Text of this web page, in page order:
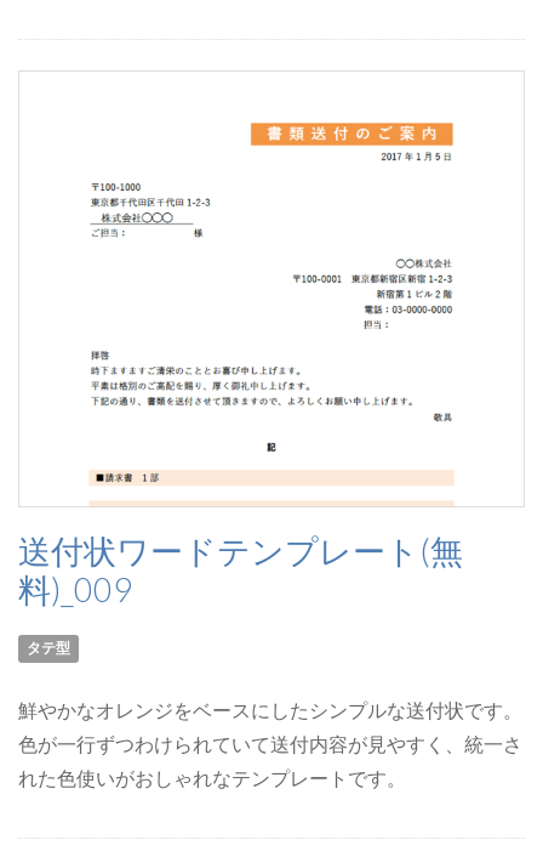
送付状ワードテンプレート(無
料)_009
タテ型
鮮やかなオレンジをベースにしたシンプルな送付状です。
色が一行ずつわけられていて送付内容が見やすく、統一さ
れた色使いがおしゃれなテンプレートです。